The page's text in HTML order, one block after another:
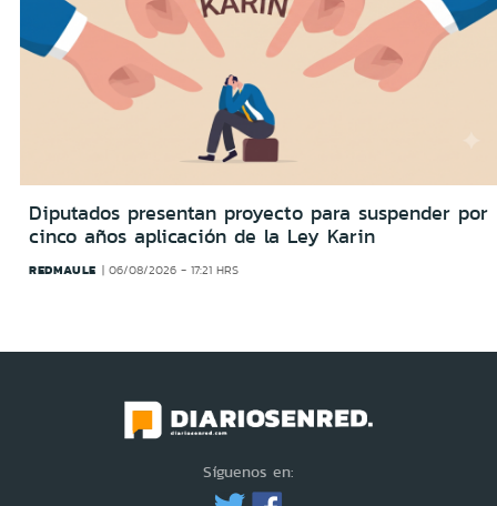
Diputados presentan proyecto para suspender por
cinco años aplicación de la Ley Karin
REDMAULE 06/08/2026 - 17:21 HRS
Síguenos en: